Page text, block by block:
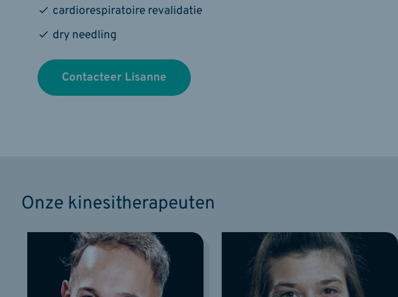
cardiorespiratoire revalidatie
dry needling
Contacteer Lisanne
Onze kinesitherapeuten